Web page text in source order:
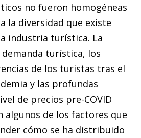
no fueron homogéneas
la diversidad que existe
industria turística. La
turística, los
de los turistas tras el
y las profundas
de precios pre-COVID
algunos de los factores que
cómo se ha distribuido